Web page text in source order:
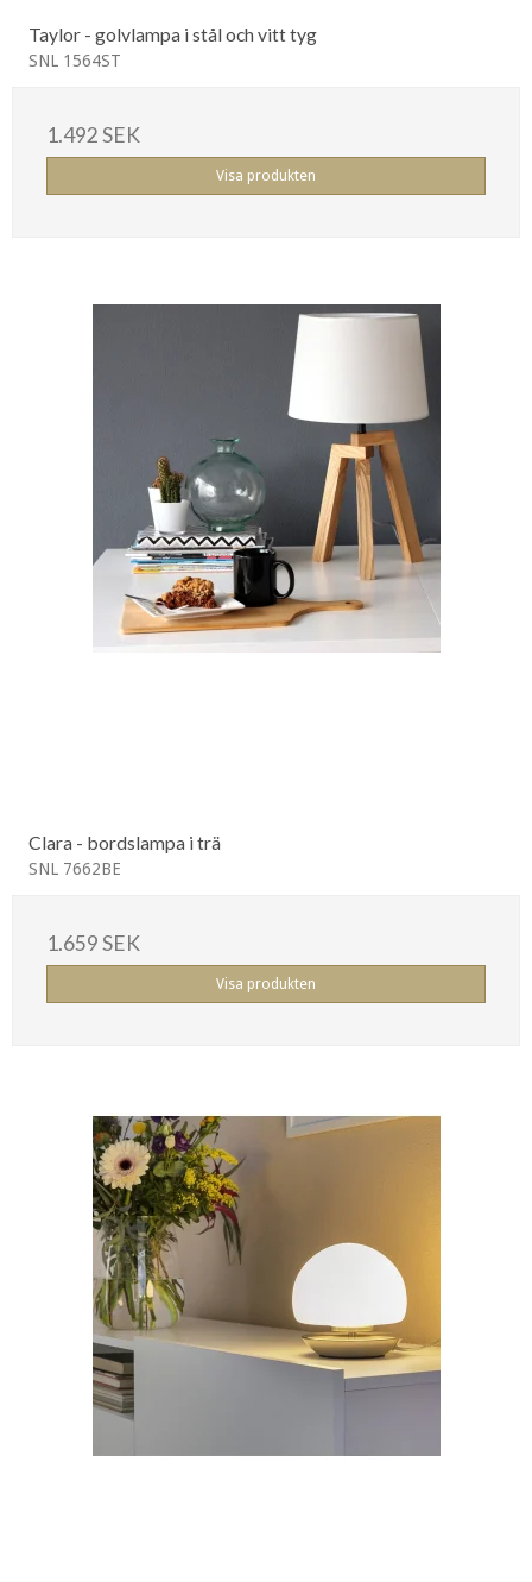
Taylor - golvlampa i stål och vitt tyg
SNL 1564ST
1.492 SEK
Visa produkten
Clara - bordslampa i trä
SNL 7662BE
1.659 SEK
Visa produkten